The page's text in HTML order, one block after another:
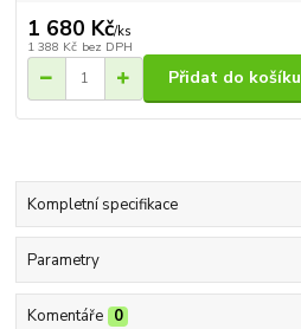
1 680 Kč/ks
1 388 Kč bez DPH
Přidat do košíku
Kompletní specifikace
Parametry
Komentáře 0